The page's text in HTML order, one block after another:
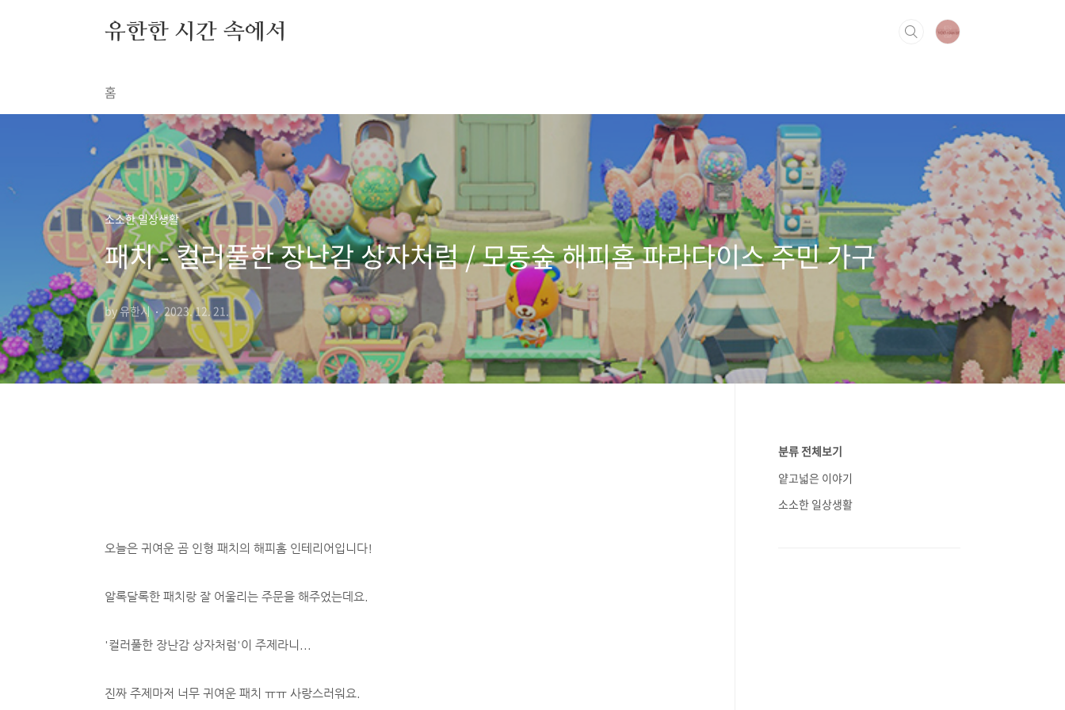
유한한 시간 속에서
홈
소소한 일상생활
패치 - 컬러풀한 장난감 상자처럼 / 모동숲 해피홈 파라다이스 주민 가구
by 유한시 2023. 12. 21.
오늘은 귀여운 곰 인형 패치의 해피홈 인테리어입니다!
알록달록한 패치랑 잘 어울리는 주문을 해주었는데요.
'컬러풀한 장난감 상자처럼'이 주제라니...
진짜 주제마저 너무 귀여운 패치 ㅠㅠ 사랑스러워요.
분류 전체보기
얕고넓은 이야기
소소한 일상생활